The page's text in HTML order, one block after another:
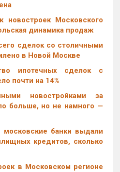
новостроек Московского
динамика продаж
сделок со столичными
в Новой Москве
ипотечных сделок с
почти на 14%
новостройками за
больше, но не намного —
московские банки выдали
кредитов, сколько
в Московском регионе